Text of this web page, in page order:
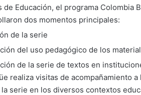
de Educación, el programa Colombia
dos momentos principales:
de la serie
del uso pedagógico de los
de la serie de textos en
realiza visitas de acompañamiento
serie en los diversos contextos